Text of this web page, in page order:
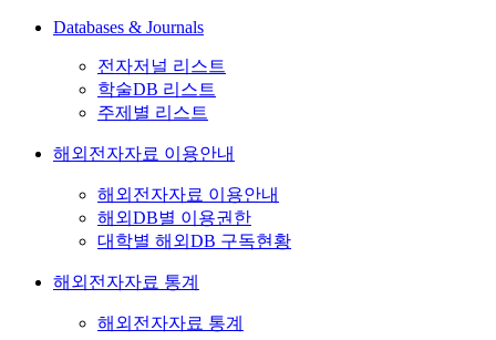
Databases & Journals
전자저널 리스트
학술DB 리스트
주제별 리스트
해외전자자료 이용안내
해외전자자료 이용안내
해외DB별 이용권한
대학별 해외DB 구독현황
해외전자자료 통계
해외전자자료 통계